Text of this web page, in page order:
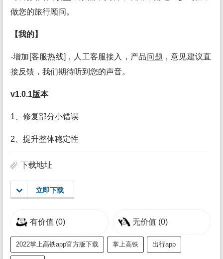
做您的旅行顾问。
【我的】
-增加[客服热线]，人工客服接入，产品问题 ，意见建议直
接反馈，我们期待听到您的声音。
v1.0.1版本
1、修复部分小错误
2、提升整体稳定性
下载地址
立即下载
有价值 (0) 无价值 (0)
2022掌上高铁app官方版下载 掌上高铁 出行app